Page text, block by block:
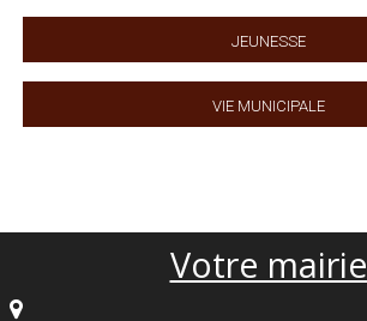
Jeunesse
Vie municipale
Votre mairie